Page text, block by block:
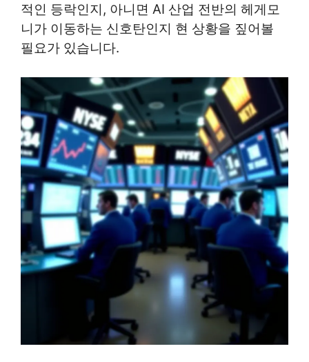
적인 등락인지, 아니면 AI 산업 전반의 헤게모
니가 이동하는 신호탄인지 현 상황을 짚어볼
필요가 있습니다.